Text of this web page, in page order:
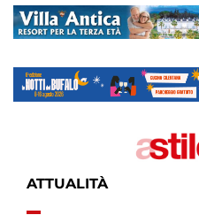
ATTUALITÀ